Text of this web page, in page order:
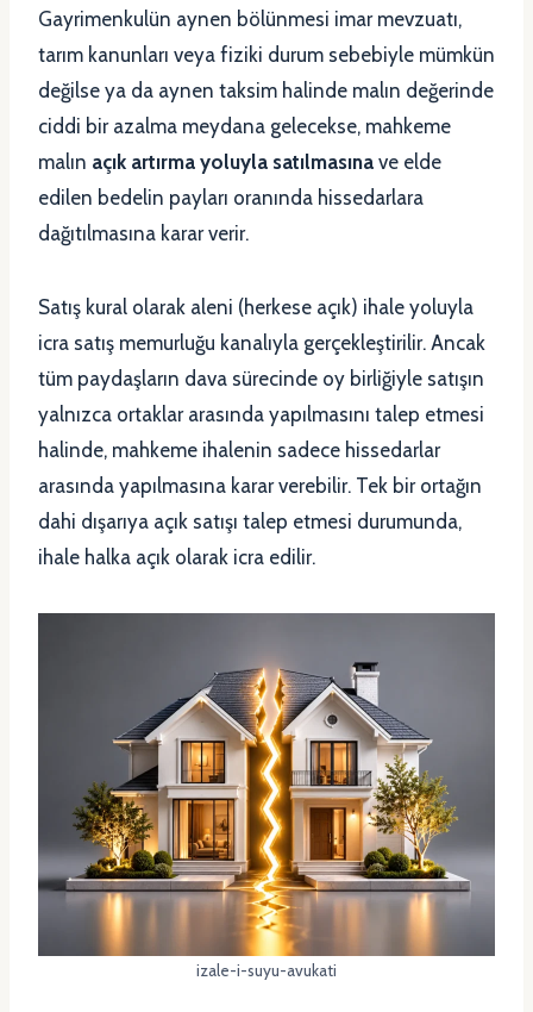
Gayrimenkulün aynen bölünmesi imar mevzuatı,
tarım kanunları veya fiziki durum sebebiyle mümkün
değilse ya da aynen taksim halinde malın değerinde
ciddi bir azalma meydana gelecekse, mahkeme
malın açık artırma yoluyla satılmasına ve elde
edilen bedelin payları oranında hissedarlara
dağıtılmasına karar verir.
Satış kural olarak aleni (herkese açık) ihale yoluyla
icra satış memurluğu kanalıyla gerçekleştirilir. Ancak
tüm paydaşların dava sürecinde oy birliğiyle satışın
yalnızca ortaklar arasında yapılmasını talep etmesi
halinde, mahkeme ihalenin sadece hissedarlar
arasında yapılmasına karar verebilir. Tek bir ortağın
dahi dışarıya açık satışı talep etmesi durumunda,
ihale halka açık olarak icra edilir.
izale-i-suyu-avukati